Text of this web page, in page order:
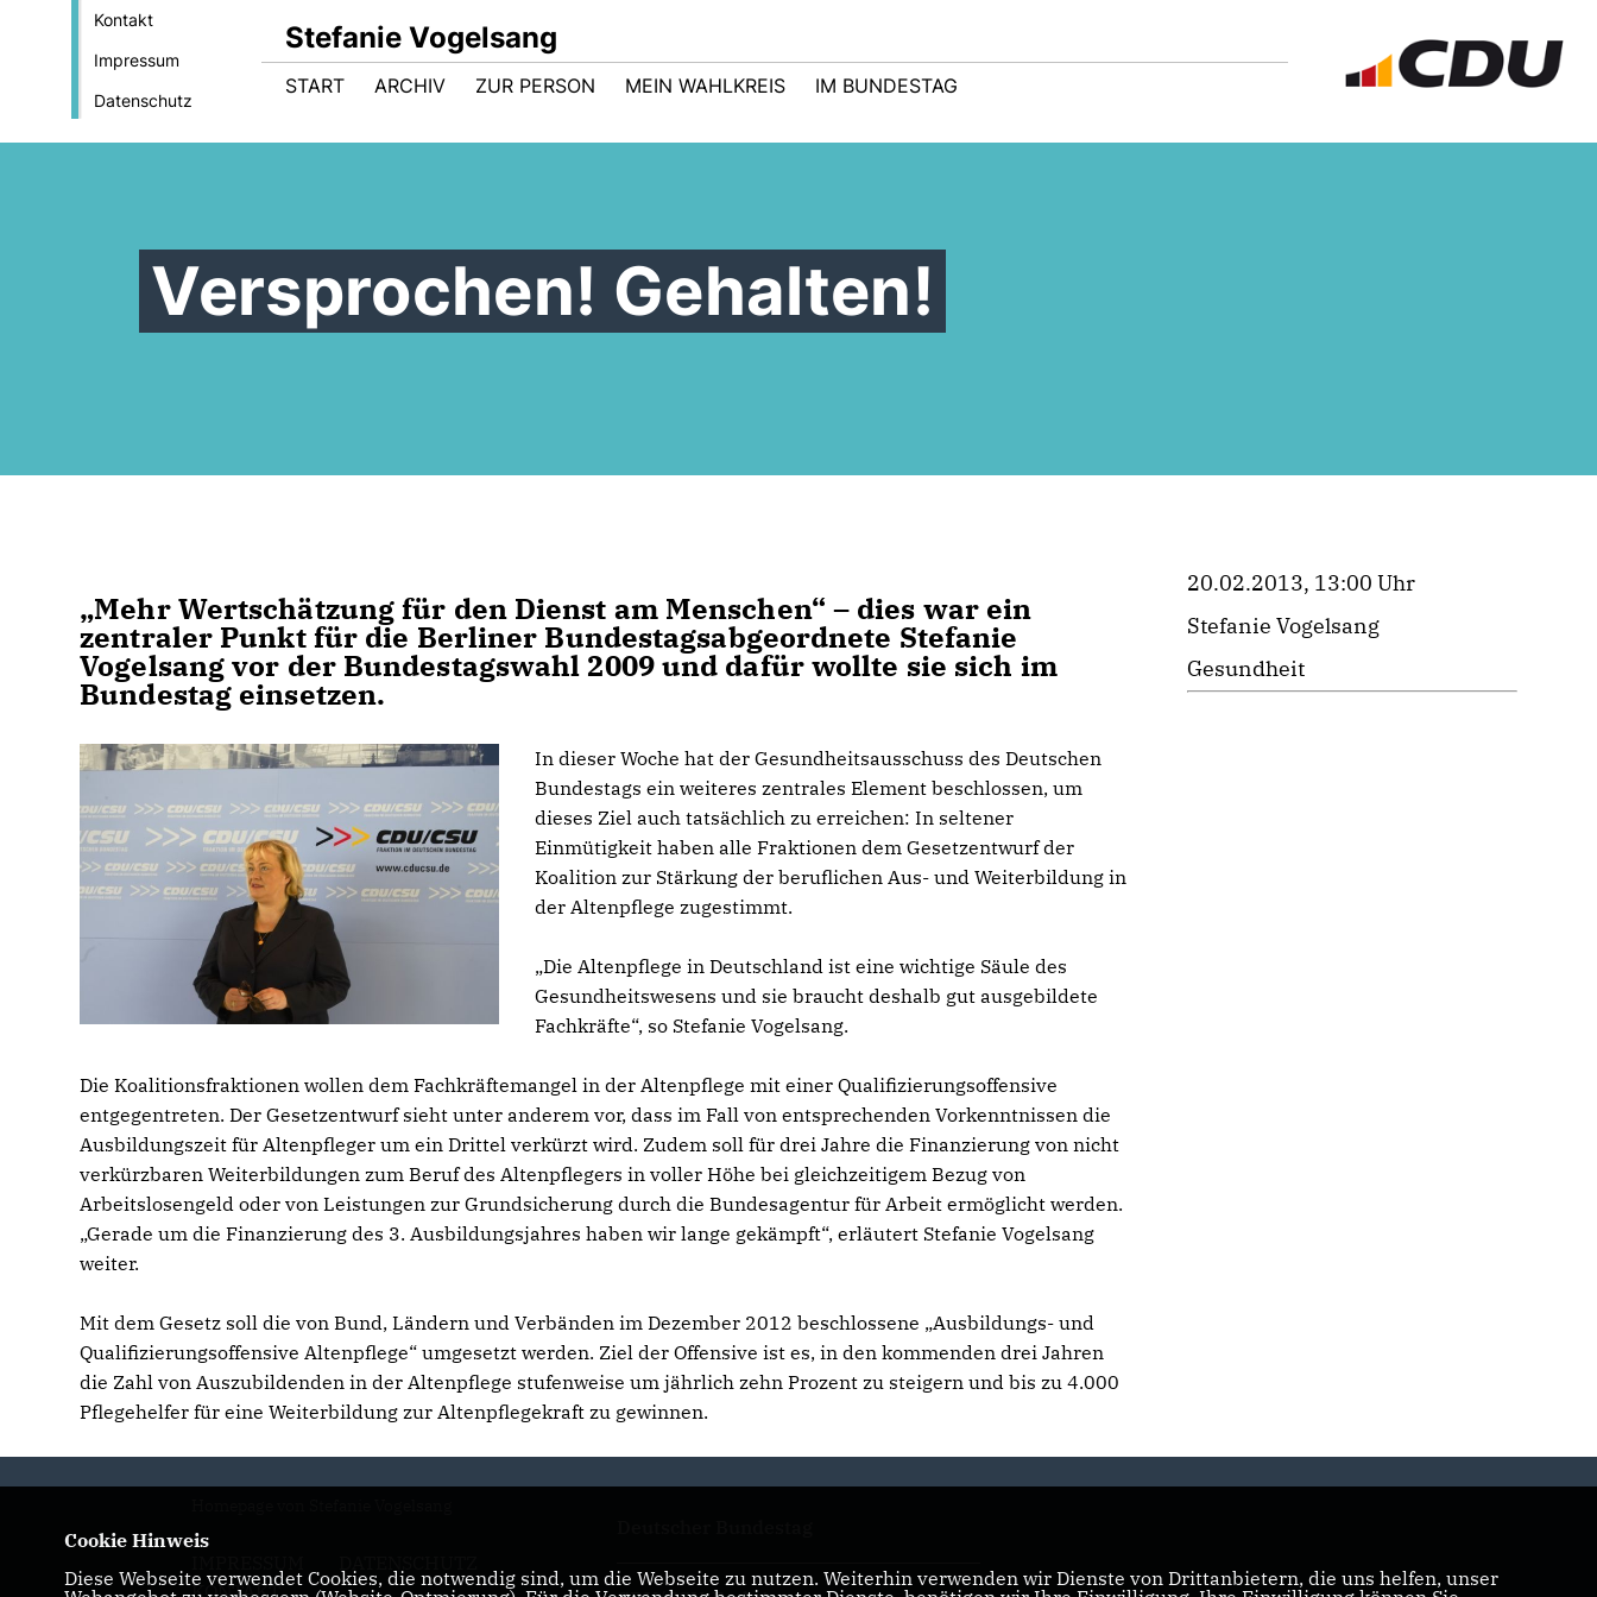
Kontakt
Impressum
Datenschutz
Stefanie Vogelsang
START ARCHIV ZUR PERSON MEIN WAHLKREIS IM BUNDESTAG
Versprochen! Gehalten!
Mehr Wertschätzung für den Dienst am Menschen“ – dies war ein
zentraler Punkt für die Berliner Bundestagsabgeordnete Stefanie
Vogelsang vor der Bundestagswahl 2009 und dafür wollte sie sich im
Bundestag einsetzen.
In dieser Woche hat der Gesundheitsausschuss des Deutschen
Bundestags ein weiteres zentrales Element beschlossen, um
dieses Ziel auch tatsächlich zu erreichen: In seltener
Einmütigkeit haben alle Fraktionen dem Gesetzentwurf der
Koalition zur Stärkung der beruflichen Aus- und Weiterbildung in
der Altenpflege zugestimmt.
Die Altenpflege in Deutschland ist eine wichtige Säule des
Gesundheitswesens und sie braucht deshalb gut ausgebildete
Fachkräfte“, so Stefanie Vogelsang.
Die Koalitionsfraktionen wollen dem Fachkräftemangel in der Altenpflege mit einer Qualifizierungsoffensive
entgegentreten. Der Gesetzentwurf sieht unter anderem vor, dass im Fall von entsprechenden Vorkenntnissen die
Ausbildungszeit für Altenpfleger um ein Drittel verkürzt wird. Zudem soll für drei Jahre die Finanzierung von nicht
verkürzbaren Weiterbildungen zum Beruf des Altenpflegers in voller Höhe bei gleichzeitigem Bezug von
Arbeitslosengeld oder von Leistungen zur Grundsicherung durch die Bundesagentur für Arbeit ermöglicht werden.
Gerade um die Finanzierung des 3. Ausbildungsjahres haben wir lange gekämpft“, erläutert Stefanie Vogelsang
weiter.
Mit dem Gesetz soll die von Bund, Ländern und Verbänden im Dezember 2012 beschlossene „Ausbildungs- und
Qualifizierungsoffensive Altenpflege“ umgesetzt werden. Ziel der Offensive ist es, in den kommenden drei Jahren
die Zahl von Auszubildenden in der Altenpflege stufenweise um jährlich zehn Prozent zu steigern und bis zu 4.000
Pflegehelfer für eine Weiterbildung zur Altenpflegekraft zu gewinnen.
20.02.2013, 13:00 Uhr
Stefanie Vogelsang
Gesundheit
KONTAKT
Cookie Hinweis
Diese Webseite verwendet Cookies, die notwendig sind, um die Webseite zu nutzen. Weiterhin verwenden wir Dienste von Drittanbietern, die uns helfen, unser